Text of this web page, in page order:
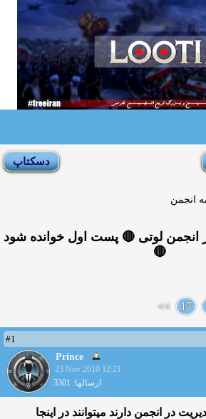
انجمن
لوتی 🔴 پست اول خوانده شود
🔴
17
>>
#1
Prince
23 Nov 2010 12:21
ارسالها: 3301
در انجمن دارند میتوانند در اینجا